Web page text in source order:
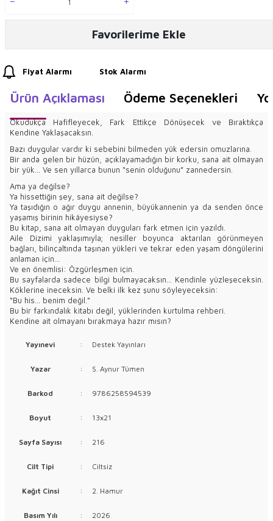
Favorilerime Ekle
Fiyat Alarmı Stok Alarmı
Ürün Açıklaması Ödeme Seçenekleri
Okudukça Hafifleyecek, Fark Ettikçe Dönüşecek ve Bıraktıkça
Kendine Yaklaşacaksın.
Bazı duygular vardır ki sebebini bilmeden yük edersin omuzlarına.
Bir anda gelen bir hüzün, açıklayamadığın bir korku, sana ait olmayan
bir yük... Ve sen yıllarca bunun “senin olduğunu” zannedersin.
Ama ya değilse?
Ya hissettiğin şey, sana ait değilse?
Ya taşıdığın o ağır duygu annenin, büyükannenin ya da senden önce
yaşamış birinin hikâyesiyse?
Bu kitap, sana ait olmayan duyguları fark etmen için yazıldı.
Aile Dizimi yaklaşımıyla; nesiller boyunca aktarılan görünmeyen
bağları, bilinçaltında taşınan yükleri ve tekrar eden yaşam döngülerini
anlaman için...
Ve en önemlisi: Özgürleşmen için.
Bu sayfalarda sadece bilgi bulmayacaksın... Kendinle yüzleşeceksin.
Köklerine ineceksin. Ve belki ilk kez şunu söyleyeceksin:
“Bu his... benim değil.”
Bu bir farkındalık kitabı değil, yüklerinden kurtulma rehberi.
Kendine ait olmayanı bırakmaya hazır mısın?
Yayınevi : Destek Yayınları
Yazar : S. Aynur Tümen
Barkod : 9786258594539
Boyut : 13x21
Sayfa Sayısı : 216
Cilt Tipi : Ciltsiz
Kağıt Cinsi : 2. Hamur
Basım Yılı : 2026